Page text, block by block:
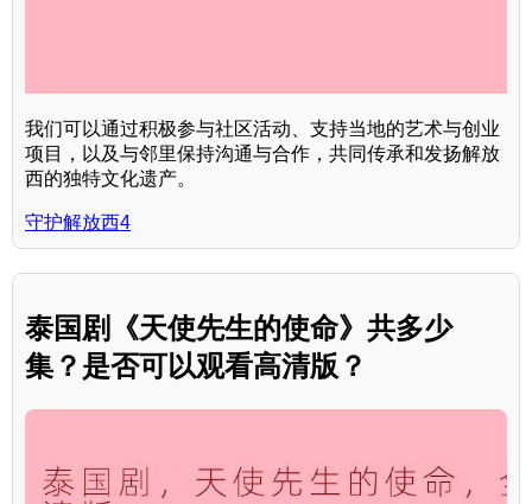
我们可以通过积极参与社区活动、支持当地的艺术与创业
项目，以及与邻里保持沟通与合作，共同传承和发扬解放
西的独特文化遗产。
守护解放西4
泰国剧《天使先生的使命》共多少
集？是否可以观看高清版？